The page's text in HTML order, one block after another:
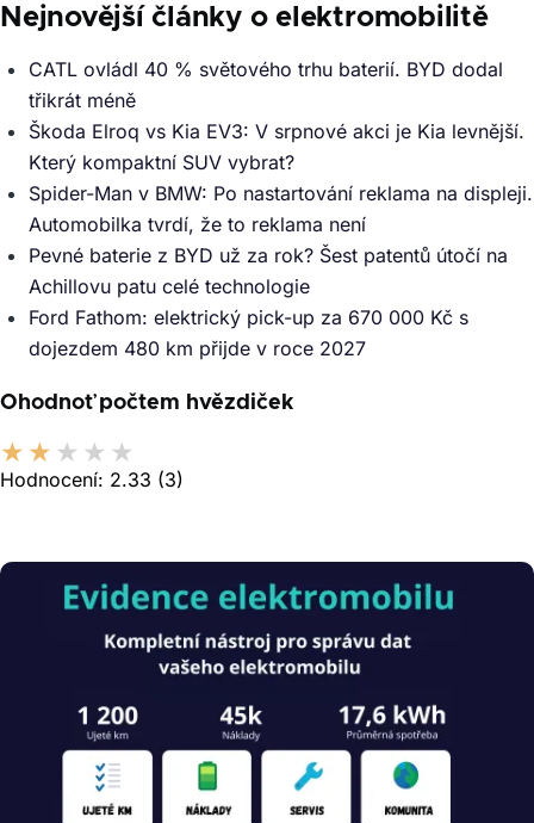
Nejnovější články o elektromobilitě
CATL ovládl 40 % světového trhu baterií. BYD dodal
třikrát méně
Škoda Elroq vs Kia EV3: V srpnové akci je Kia levnější.
Který kompaktní SUV vybrat?
Spider-Man v BMW: Po nastartování reklama na displeji.
Automobilka tvrdí, že to reklama není
Pevné baterie z BYD už za rok? Šest patentů útočí na
Achillovu patu celé technologie
Ford Fathom: elektrický pick-up za 670 000 Kč s
dojezdem 480 km přijde v roce 2027
Ohodnoť počtem hvězdiček
Hodnocení: 2.33 (3)
Obrázek